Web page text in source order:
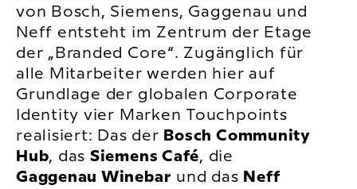
von Bosch, Siemens, Gaggenau und
Neff entsteht im Zentrum der Etage
der „Branded Core“. Zugänglich für
alle Mitarbeiter werden hier auf
Grundlage der globalen Corporate
Identity vier Marken Touchpoints
realisiert: Das der Bosch Community
Hub, das Siemens Café, die
Gaggenau Winebar und das Neff